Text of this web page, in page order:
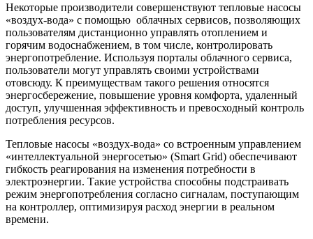
Некоторые производители совершенствуют тепловые насосы
«воздух-вода» с помощью облачных сервисов, позволяющих
пользователям дистанционно управлять отоплением и
горячим водоснабжением, в том числе, контролировать
энергопотребление. Используя порталы облачного сервиса,
пользователи могут управлять своими устройствами
отовсюду. К преимуществам такого решения относятся
энергосбережение, повышение уровня комфорта, удаленный
доступ, улучшенная эффективность и превосходный контроль
потребления ресурсов.
Тепловые насосы «воздух-вода» со встроенным управлением
«интеллектуальной энергосетью» (Smart Grid) обеспечивают
гибкость реагирования на изменения потребности в
электроэнергии. Такие устройства способны подстраивать
режим энергопотребления согласно сигналам, поступающим
на контроллер, оптимизируя расход энергии в реальном
времени.